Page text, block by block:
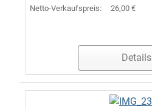
Netto-Verkaufspreis: 26,00 €
Details